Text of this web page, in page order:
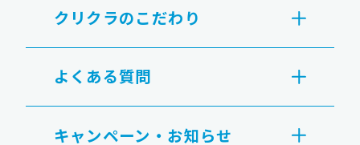
クリクラのこだわり
よくある質問
キャンペーン・お知らせ